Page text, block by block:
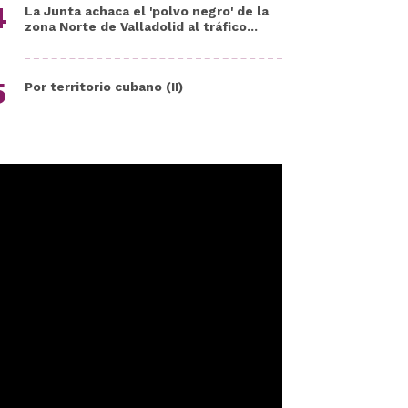
La Junta achaca el 'polvo negro' de la
zona Norte de Valladolid al tráfico...
Por territorio cubano (II)